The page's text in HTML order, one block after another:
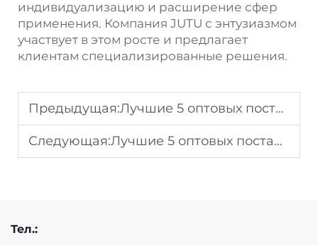
индивидуализацию и расширение сфер
применения. Компания JUTU с энтузиазмом
участвует в этом росте и предлагает
клиентам специализированные решения.
Предыдущая:Лучшие 5 оптовых поставщиков холста в Южной Африке
Следующая:Лучшие 5 оптовых поставщиков Цифровой Печати Винила в Австралии
Тел.: